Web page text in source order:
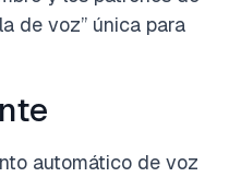
de voz” única para
automático de voz